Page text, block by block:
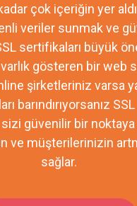
çok içeriğin yer
veriler sunmak ve
sertifikaları büyük
gösteren bir web
şirketleriniz varsa
barındırıyorsanız
sizi güvenilir bir noktaya
ve müşterilerinizin
sağlar.